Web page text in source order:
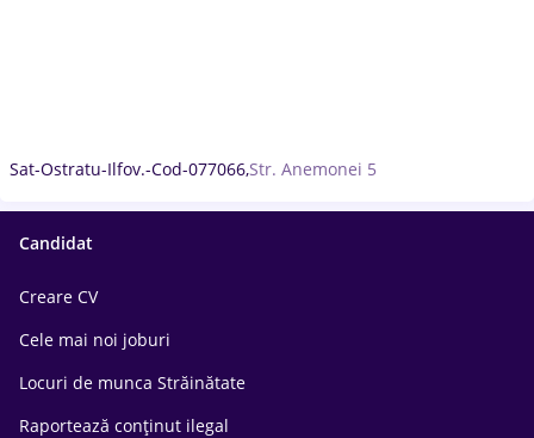
Sat-Ostratu-Ilfov.-Cod-077066,Str. Anemonei 5
Candidat
Creare CV
Cele mai noi joburi
Locuri de munca Străinătate
Raportează conținut ilegal